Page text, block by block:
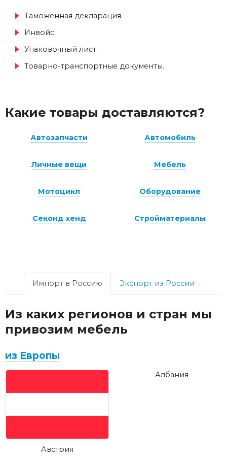
Таможенная декларация.
Инвойс.
Упаковочный лист.
Товарно-транспортные документы.
Импорт в Россию Экспорт из России
Из каких регионов и стран мы
привозим мебель
из Европы
Австрия
Албания
Какие товары доставляются?
Автозапчасти Автомобиль
Личные вещи Мебель
Мотоцикл Оборудование
Секонд хенд Стройматериалы